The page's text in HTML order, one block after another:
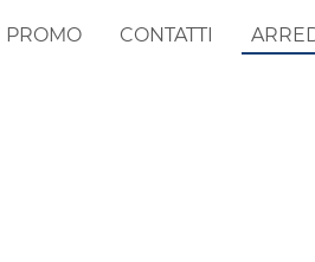
PROMO CONTATTI